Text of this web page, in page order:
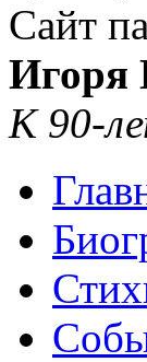
Сайт
Игоря
К 90-